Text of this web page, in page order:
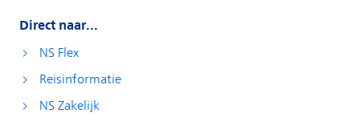
Direct naar...
NS Flex
Reisinformatie
NS Zakelijk